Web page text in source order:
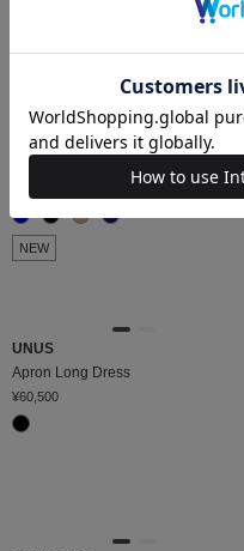
ESTNATION
2WAY 襟付きニット《EXCLUSIVE》
NEW
UNUS
Apron Long Dress
¥60,500